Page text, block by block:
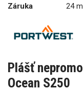
Záruka
24
Plášť
Ocean S250